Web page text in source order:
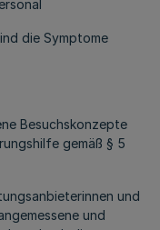
die Symptome
Besuchskonzepte
gemäß § 5
und
und